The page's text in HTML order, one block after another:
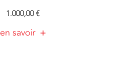
1.000,00€
en savoir